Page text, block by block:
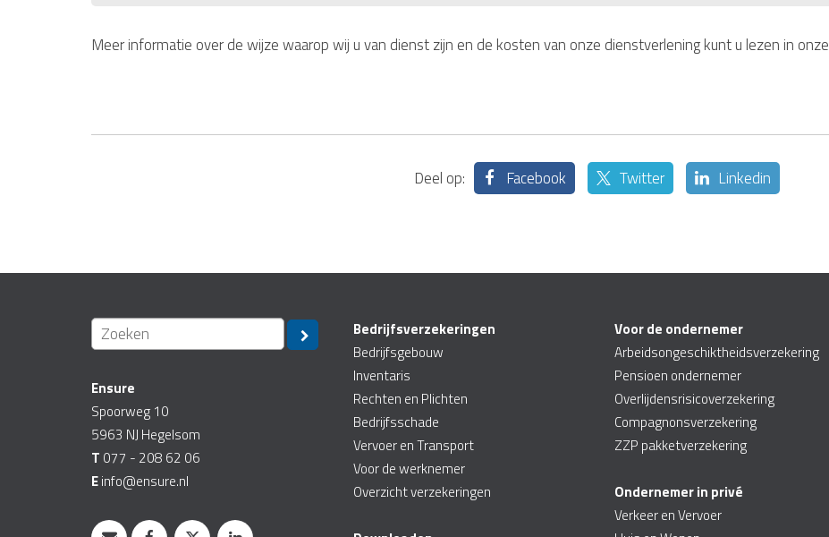
Meer informatie over de wijze waarop wij u van dienst zijn en de kosten van onze dienstverlening kunt u lezen in onze
Deel op: Facebook Twitter Linkedin
Ensure
Spoorweg 10
5963 NJ Hegelsom
T 077 - 208 62 06
Einfo@ensure.nl
Bedrijfsverzekeringen
Bedrijfsgebouw
Inventaris
Rechten en Plichten
Bedrijfsschade
Vervoer en Transport
Voor de werknemer
Overzicht verzekeringen
Voor de ondernemer
Arbeidsongeschiktheidsverzekering
Pensioen ondernemer
Overlijdensrisicoverzekering
Compagnonsverzekering
ZZP pakketverzekering
Ondernemer in privé
Verkeer en Vervoer